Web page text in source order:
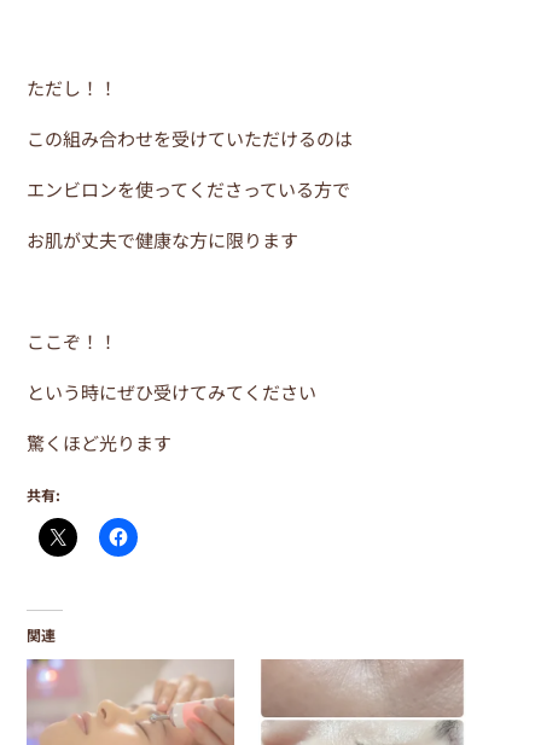
ただし！！
この組み合わせを受けていただけるのは
エンビロンを使ってくださっている方で
お肌が丈夫で健康な方に限ります
ここぞ！！
という時にぜひ受けてみてください
驚くほど光ります
共有:
関連